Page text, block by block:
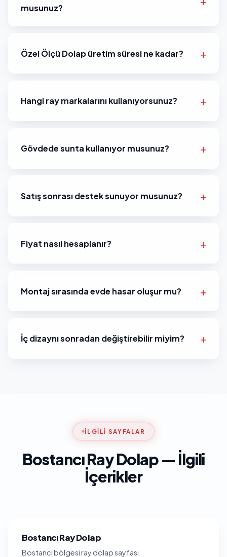
musunuz?
Özel Ölçü Dolap üretim süresi ne kadar?
Hangi ray markalarını kullanıyorsunuz?
Gövdede sunta kullanıyor musunuz?
Satış sonrası destek sunuyor musunuz?
Fiyat nasıl hesaplanır?
Montaj sırasında evde hasar oluşur mu?
İç dizaynı sonradan değiştirebilir miyim?
İLGILI SAYFALAR
Bostancı Ray Dolap — İlgili
İçerikler
Bostancı Ray Dolap
Bostancı bölgesi ray dolap sayfası